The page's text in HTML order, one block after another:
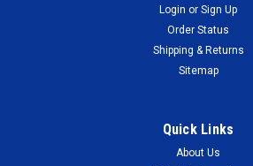
Login or Sign Up
Order Status
Shipping & Returns
Sitemap
Quick Links
About Us